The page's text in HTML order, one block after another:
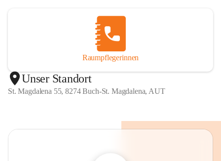
Raumpflegerinnen
Unser Standort
St. Magdalena 55, 8274 Buch-St. Magdalena, AUT